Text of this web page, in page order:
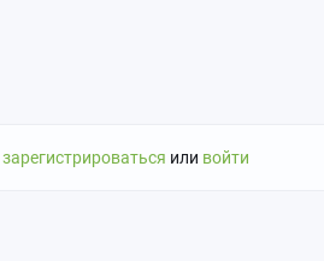
зарегистрироваться или войти